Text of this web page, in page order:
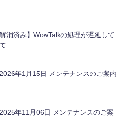
消済み】WowTalkの処理が遅延して
2026年1月15日 メンテナンスのご案内
2025年11月06日 メンテナンスのご案